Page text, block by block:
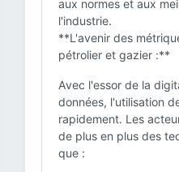
aux normes et aux
l'industrie.
**L'avenir des
pétrolier et gazier :**
Avec l'essor de la
données, l'utilisation
rapidement. Les
de plus en plus des
que :